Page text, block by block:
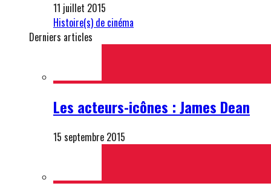
11 juillet 2015
Histoire(s) de cinéma
Derniers articles
Les acteurs-icônes : James Dean
15 septembre 2015